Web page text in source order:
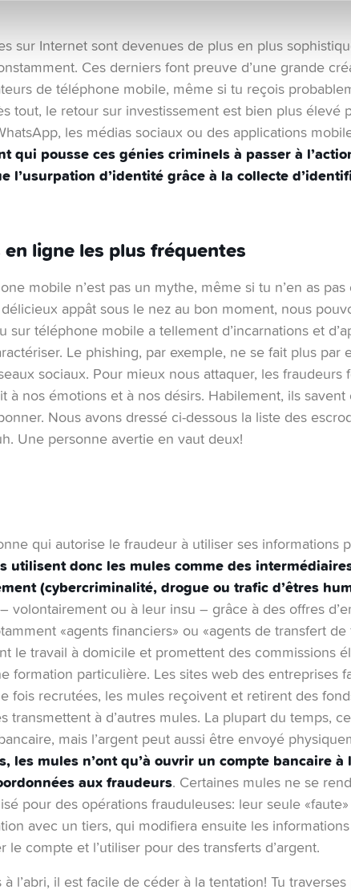
sur Internet sont devenues de plus en plus
Ces derniers font preuve d’une grande
de téléphone mobile, même si tu reçois
tout, le retour sur investissement est bien plus élevé
les médias sociaux ou des applications
qui pousse ces génies criminels à passer à
l’usurpation d’identité grâce à la collecte
ligne les plus fréquentes
mobile n’est pas un mythe, même si tu n’en as
appât sous le nez au bon moment, nous
sur téléphone mobile a tellement d’incarnations et
Le phishing, par exemple, ne se fait plus par
sociaux. Pour mieux nous attaquer, les fraudeurs
à nos émotions et à nos désirs. Habilement, ils
Nous avons dressé ci-dessous la liste des
Une personne avertie en vaut deux!
qui autorise le fraudeur à utiliser ses informations
utilisent donc les mules comme des
(cybercriminalité, drogue ou trafic d’êtres
volontairement ou à leur insu – grâce à des offres
«agents financiers» ou «agents de transfert
le travail à domicile et promettent des commissions
formation particulière. Les sites web des entreprises
fois recrutées, les mules reçoivent et retirent des
transmettent à d’autres mules. La plupart du temps,
mais l’argent peut aussi être envoyé
les mules n’ont qu’à ouvrir un compte bancaire
aux fraudeurs. Certaines mules ne se
pour des opérations frauduleuses: leur seule
avec un tiers, qui modifiera ensuite les
compte et l’utiliser pour des transferts d’argent.
l’abri, il est facile de céder à la tentation! Tu